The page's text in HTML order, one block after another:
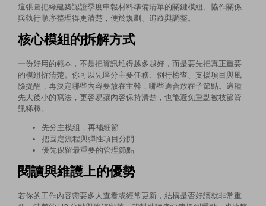
這張圖把綠建築認證季度申報材料準備清單的關鍵模組、協作關係
與執行順序整理得更清楚，便於規劃、追蹤與調整。
核心模組的拆解方式
一份好用的範本，不是把資訊堆得越多越好，而是要先把真正重要
的模組拆清楚。你可以先區分主要任務、例行檢查、支援項目與風
險提醒，再決定哪些內容要放在主幹，哪些適合放在子節點。這種
先大後小的寫法，更容易讓內容保持清楚，也能避免重點被枝節資
訊稀釋。
先分主模組，再補細節
把固定流程與彈性項目分開
優先保留最重要的管理節點
閱讀與維護上的優勢
若你的工作內容需要多人查看或經常更新，結構是否好讀就非常重